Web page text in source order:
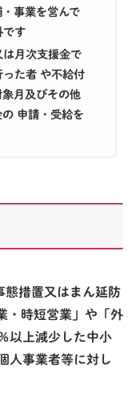
事業を営んで
です
月次支援金で
た者 や不給付
月及びその他
申請・受給を
態措置又はまん延防
・時短営業」や「外
以上減少 した中小
個人事業者等に対し